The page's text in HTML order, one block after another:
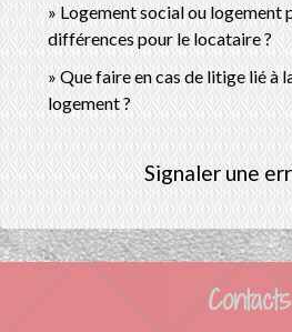
Logement social ou logement
différences pour le locataire ?
Que faire en cas de litige lié à
logement ?
Signaler une
Contacts